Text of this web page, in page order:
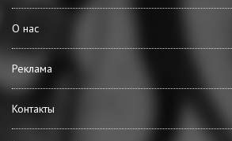
О нас
Реклама
Контакты